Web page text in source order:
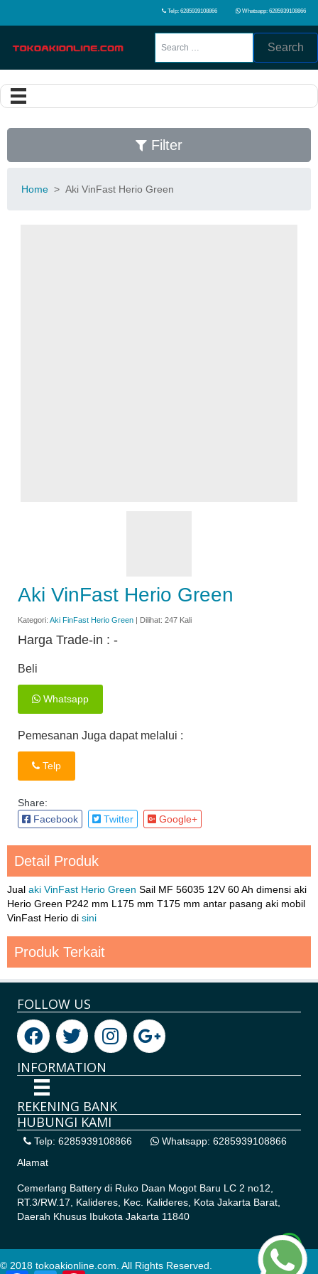
Telp: 6285939108866 Whatsapp: 6285939108866
Search
Filter
Home > Aki VinFast Herio Green
Aki VinFast Herio Green
Kategori: Aki FinFast Herio Green | Dilihat: 247 Kali
Harga Trade-in : -
Beli
Whatsapp
Pemesanan Juga dapat melalui :
Telp
Share:
Facebook
Twitter Google+
Detail Produk
Jual aki VinFast Herio Green Sail MF 56035 12V 60 Ah dimensi aki
Herio Green P242 mm L175 mm T175 mm antar pasang aki mobil
VinFast Herio di sini
Produk Terkait
FOLLOW US
INFORMATION
REKENING BANK
HUBUNGI KAMI
Telp: 6285939108866
Whatsapp: 6285939108866
Alamat
Cemerlang Battery di Ruko Daan Mogot Baru LC 2 no12,
RT.3/RW.17, Kalideres, Kec. Kalideres, Kota Jakarta Barat,
Daerah Khusus Ibukota Jakarta 11840
© 2018 tokoakionline.com. All Rights Reserved.